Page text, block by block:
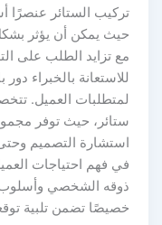
تركيب الستائر عنصرًا
حيث يمكن أن يؤثر
مع تزايد الطلب على
للاستعانة بالخبراء
لمتطلبات العميل.
ستائر، حيث توفر
استشارة التصميم
في فهم احتياجات
ذوقه الشخصي وأسلوب
خصيصًا تضمن تلبية